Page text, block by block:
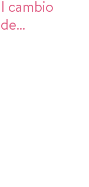
cambio